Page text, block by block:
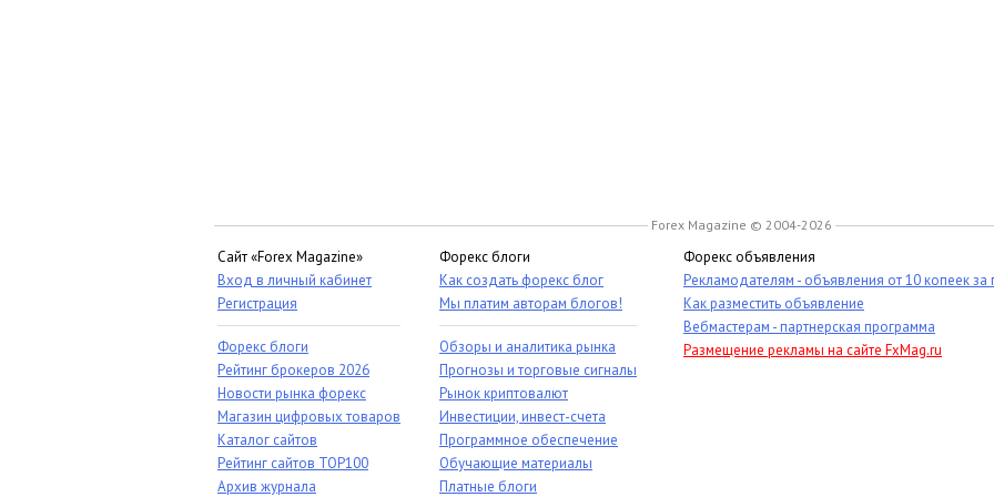
Forex Magazine © 2004-2026
Сайт «Forex Magazine»
Вход в личный кабинет
Регистрация
Форекс блоги
Рейтинг брокеров 2026
Новости рынка форекс
Магазин цифровых товаров
Каталог сайтов
Рейтинг сайтов TOP100
Архив журнала
Форекс блоги
Как создать форекс блог
Мы платим авторам блогов!
Обзоры и аналитика рынка
Прогнозы и торговые сигналы
Рынок криптовалют
Инвестиции, инвест-счета
Программное обеспечение
Обучающие материалы
Платные блоги
Форекс объявления
Рекламодателям - объявления от 10 копеек за
Как разместить объявление
Вебмастерам - партнерская программа
Размещение рекламы на сайте FxMag.ru